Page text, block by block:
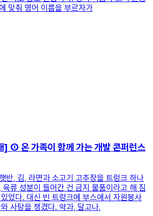
맞춰 영어 이름을 부르자가
① 온 가족이 함께 가는 개발 콘퍼런스
반, 김, 라면과 소고기 고추장을 트렁크 하나
류 성분이 들어간 건 금지 물품이라고 해 짐
었다. 대신 빈 트렁크에 부스에서 자원봉사
사탕을 챙겼다. 약과, 달고나,